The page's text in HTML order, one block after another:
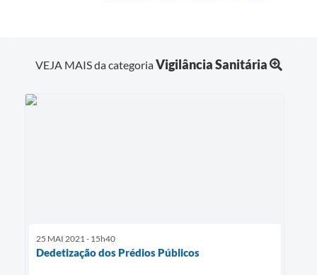
VEJA MAIS da categoriaVigilância Sanitária
25 MAI 2021 - 15h40
Dedetização dos Prédios Públicos